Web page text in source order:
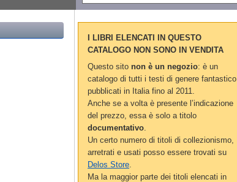
I LIBRI ELENCATI IN QUESTO
CATALOGO NON SONO IN VENDITA
Questo sito non è un negozio: è un
catalogo di tutti i testi di genere fantastico
pubblicati in Italia fino al 2011.
Anche se a volta è presente l’indicazione
del prezzo, essa è solo a titolo
documentativo
Un certo numero di titoli di collezionismo,
arretrati e usati posso essere trovati su
Delos Store
Ma la maggior parte dei titoli elencati in